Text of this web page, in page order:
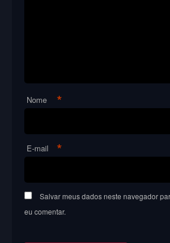
Nome *
E-mail *
Salvar meus dados neste navegador
eu comentar.